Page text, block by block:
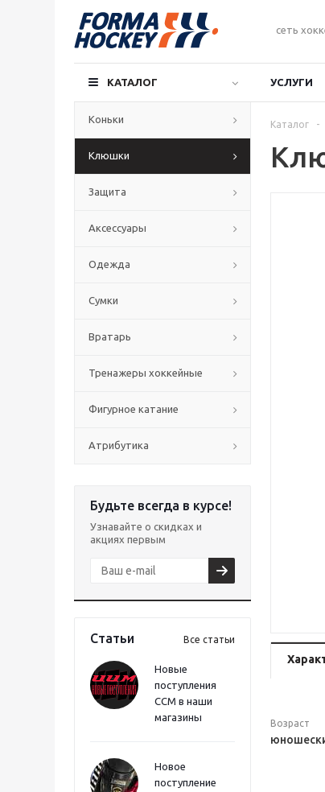
сеть
КАТАЛОГ УСЛУГИ
Коньки
Клюшки
Защита
Аксессуары
Одежда
Сумки
Вратарь
Тренажеры хоккейные
Фигурное катание
Атрибутика
Будьте всегда в курсе!
Узнавайте о скидках и
акциях первым
Статьи Все статьи
Новые
поступления
CCM в наши
магазины
Новое
поступление
Каталог -
Возраст